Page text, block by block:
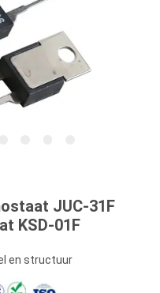
JUC-31F
KSD-01F
en structuur